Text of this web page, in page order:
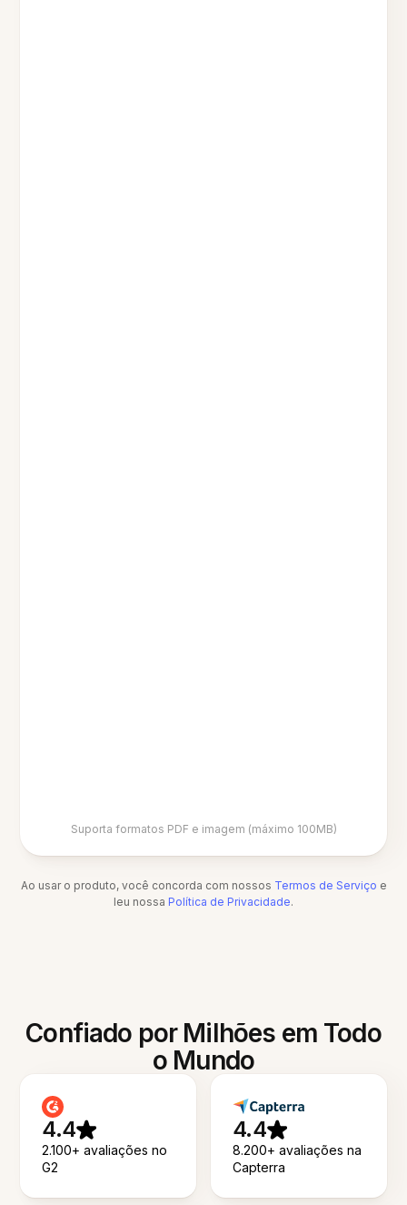
Suporta formatos PDF e imagem (máximo 100MB)
Ao usar o produto, você concorda com nossos Termos de Serviço e
leu nossa Política de Privacidade.
Confiado por Milhões em Todo
o Mundo
4.4
2.100+ avaliações no
G2
4.4
8.200+ avaliações na
Capterra